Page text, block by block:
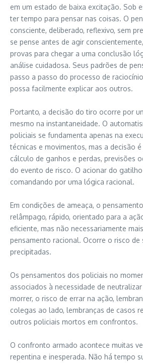
em um estado de baixa excitação. Sob
ter tempo para pensar nas coisas. O
consciente, deliberado, reflexivo, sem
se pense antes de agir
provas para chegar a uma conclusão
análise cuidadosa. Seus padrões de
passo a passo do processo de
possa facilmente explicar aos outros.
Portanto, a decisão do tiro ocorre por
mesmo na instantaneidade. O
policiais se fundamenta apenas na
técnicas e movimentos, mas a decisão
cálculo de ganhos e perdas, previsões
do evento de risco. O acionar do
comandando por uma lógica racional.
Em condições de ameaça, o
relâmpago, rápido, orientado para a
eficiente, mas não necessariamente
pensamento racional. Ocorre o risco de
precipitadas.
Os pensamentos dos policiais no
associados à necessidade de
morrer, o risco de errar na ação,
colegas ao lado, lembranças de casos
outros policiais mortos em confrontos.
O confronto armado acontece muitas
repentina e inesperada. Não há tempo